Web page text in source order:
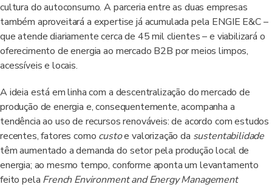
cultura do autoconsumo. A parceria entre as duas empresas
também aproveitará a expertise já acumulada pela ENGIE E&C –
que atende diariamente cerca de 45 mil clientes – e viabilizará o
oferecimento de energia ao mercado B2B por meios limpos,
acessíveis e locais.
A ideia está em linha com a descentralização do mercado de
produção de energia e, consequentemente, acompanha a
tendência ao uso de recursos renováveis: de acordo com estudos
recentes, fatores como custoe valorização da sustentabilidade
têm aumentado a demanda do setor pela produção local de
energia; ao mesmo tempo, conforme aponta um levantamento
feito pela French Environment and Energy Management